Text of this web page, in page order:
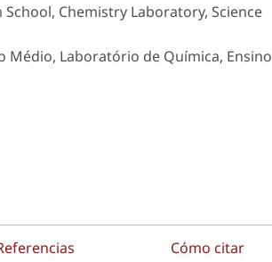
Chemistry Laboratory, Science
Médio, Laboratório de Química, Ensino
Cómo citar